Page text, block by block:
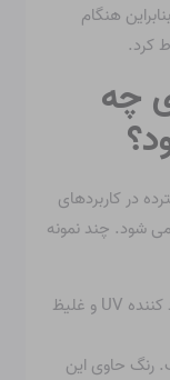
هنگام
کرد.
چه
در کاربردهای
می شود. چند نمونه
به عنوان یک عامل سفید کننده، مسدود کننده UV و غلیظ
رنگ حاوی این